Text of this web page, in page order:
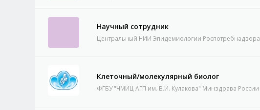
Научный сотрудник
Центральный НИИ Эпидемиологии Роспотребнадзора
Клеточный/молекулярный биолог
ФГБУ "НМИЦ АГП им. В.И. Кулакова" Минздрава России